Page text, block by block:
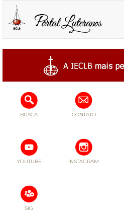
BUSCA CONTATO
YOUTUBE INSTAGRAM
SIG